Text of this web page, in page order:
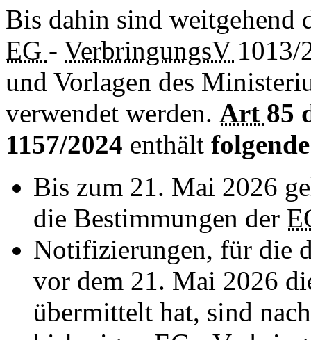
Bis dahin sind weitgehend
EG - VerbringungsV 1013/
und Vorlagen des
verwendet werden. Art 85
1157/2024 enthält
Bis zum 21. Mai 2026
die Bestimmungen der
Notifizierungen, für die
vor dem 21. Mai 2026
übermittelt hat, sind